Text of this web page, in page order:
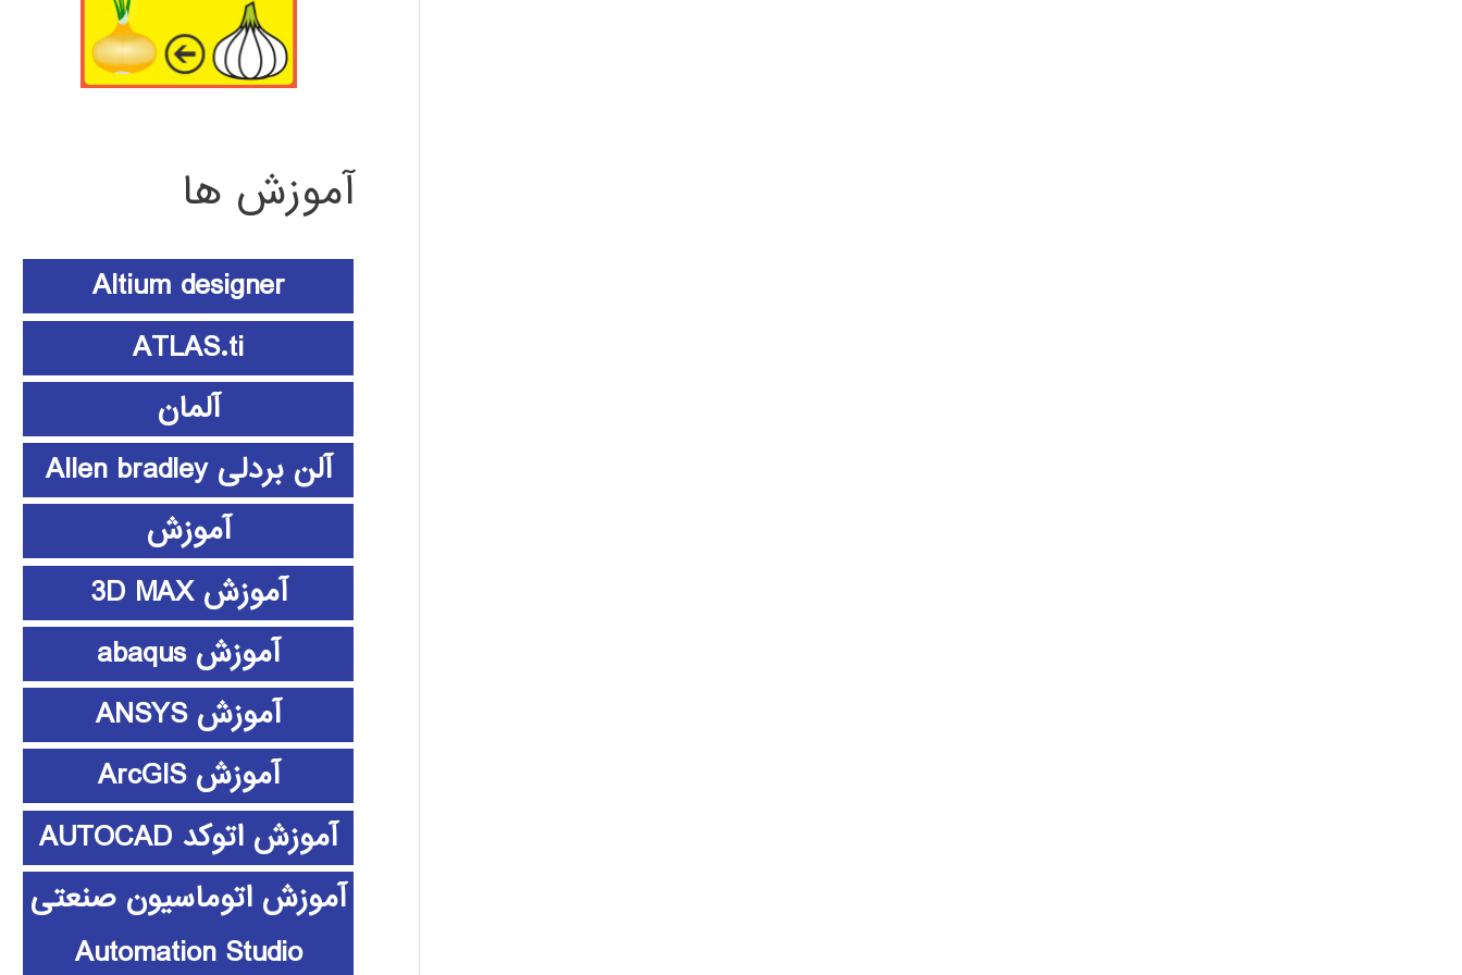
آموزش ها
Altium designer
ATLAS.ti
آلمان
آلن بردلی Allen bradley
آموزش
آموزش 3D MAX
آموزش abaqus
آموزش ANSYS
آموزش ArcGIS
آموزش اتوکد AUTOCAD
آموزش اتوماسیون صنعتی
Automation Studio